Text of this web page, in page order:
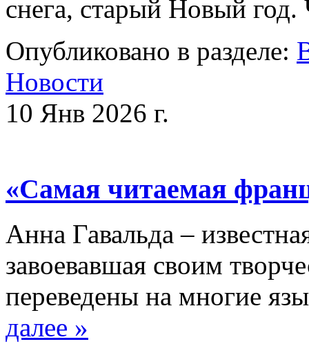
снега, старый Новый
Опубликовано в разделе:
Новости
10 Янв 2026 г.
«Самая читаемая
Анна Гавальда –
завоевавшая своим
переведены на многие
далее »